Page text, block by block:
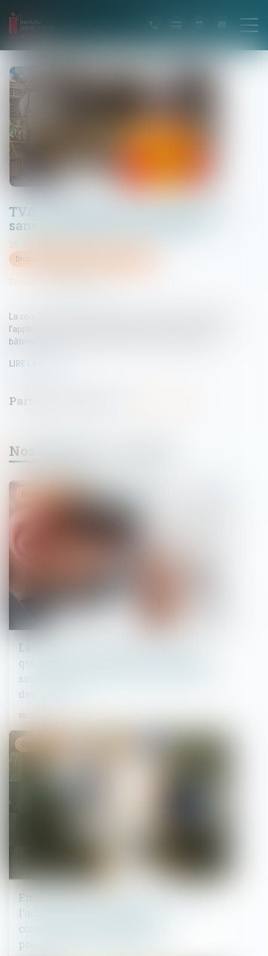
TVA autoliquidée dans le bâtiment
sans contrat de sous-traitance
Droit immobilier
La cour administrative d’appel de Lyon s’est prononcée sur
l’application de l’autoliquidation de la TVA dans le secteur du
bâtiment en l’absence d’un contrat de sous-traitance...
LIRE LA SUITE
Nos dernières actualités
La date de la connaissance des faits
qui permet au professionnel d'exercer
son action biennale est l’achèvement
des travaux
08/03/2023
Droit immobilier
Empiétement et bail emphytéotique,
l’action en responsabilité
contractuelle est soumise à la
prescription quinquennale
Droit immobilier